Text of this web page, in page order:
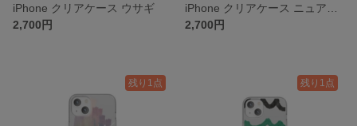
iPhone クリアケース ウサギ
2,700円
2,700円
残り1点 残り1点